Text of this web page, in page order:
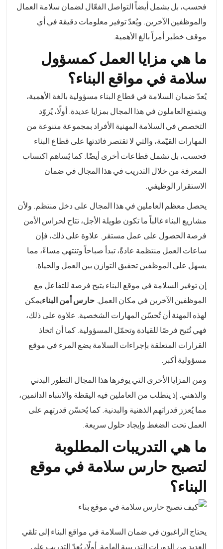
فحسب، بل يشمل أيضاً التواصل الفعّال لضمان سلامة العمال
والموظفين الآخرين. ويُعدّ توفير معلومات دقيقة في أي
موقف خطير أمراً بالغ الأهمية.
ما هي مزايا العمل كمسؤول
سلامة في مواقع البناء؟
يُعدّ ضمان السلامة في قطاع البناء مسؤولية بالغة الأهمية،
ويتمتع العاملون في هذا المجال بمزايا عديدة. أولًا، يُزوّد
التخصص في السلامة المهنية الأفراد بمجموعة متنوعة من
المهارات القيّمة، والتي لا تقتصر فائدتها على قطاع البناء
فحسب، بل تشمل قطاعات أخرى أيضًا. كما يُساهم اكتساب
المعرفة من خلال التدريب في هذا المجال في ضمان
الاستقرار الوظيفي.
يحصل معظم العاملين في هذا المجال على دخل منتظم. ولأن
مشاريع البناء غالباً ما تكون طويلة الأجل، تتاح لحراس الأمن
فرصة الحصول على عمل مستقر. علاوة على ذلك، فإن
ساعات العمل منتظمة عادةً، تبدأ صباحاً وتنتهي مساءً، مما
يسهل على الموظفين تحقيق التوازن بين العمل والحياة.
إن توفير السلامة في موقع البناء يتيح فرصة للتفاعل مع
الموظفين الآخرين في مكان العمل.حارس أمن البناءيمكن
لهذه المهنة أن تُحسّن المهارات الشخصية. علاوة على ذلك،
فهي تُتيح فرصًا للقيادة وتحمّل المسؤولية. كما أن اتخاذ
القرارات المتعلقة بإجراءات السلامة يضع المرء في موقع
مسؤولية أكبر.
ومن المزايا الأخرى التي يوفرها هذا المجال التطور البدني
والذهني. إذ يتطلب من العاملين فيه اليقظة والانتباه الدائمين،
مما يُعزز قدراتهم الذهنية والبدنية. كما يُحسّن قدرتهم على
العمل تحت الضغط وإيجاد حلول سريعة.
ما هي التدريبات المطلوبة
لتصبح حارس سلامة في موقع
البناء؟
يحتاج الراغبون في ضمان السلامة في مواقع البناء إلى تلقي
العديد من الدورات التدريبية الهامة. أولًا، يُعدّ التدريب على